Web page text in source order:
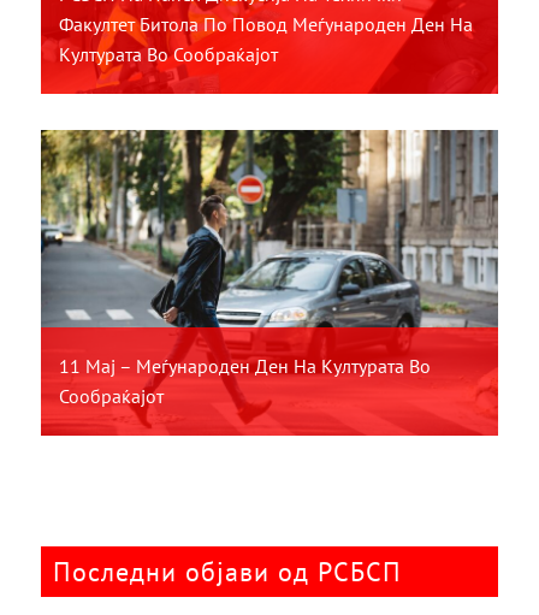
Факултет Битола По Повод Меѓународен Ден На
Културата Во Сообраќајот
11 Мај – Меѓународен Ден На Културата Во
Сообраќајот
Последни објави од РСБСП